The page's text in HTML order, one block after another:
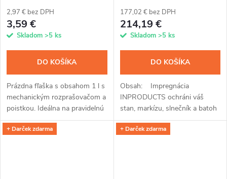
2,97 € bez DPH
3,59 €
Skladom >5 ks
DO KOŠÍKA
Prázdna fľaška s obsahom 1 l s
mechanickým rozprašovačom a
poistkou. Ideálna na pravidelnú
aplikáciu našich impregnácií z 5
l balenia alebo na všestranné
177,02 € bez DPH
214,19 €
Skladom >5 ks
DO KOŠÍKA
Obsah: Impregnácia
INPRODUCTS ochráni váš
stan, markízu, slnečník a batoh
pred prevlhnutím a znečistením.
Či je materiál z membrány,
+ Darček zdarma + Darček zdarma